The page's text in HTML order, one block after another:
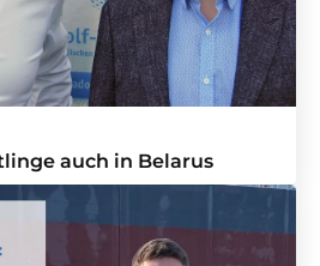
auch in Belarus